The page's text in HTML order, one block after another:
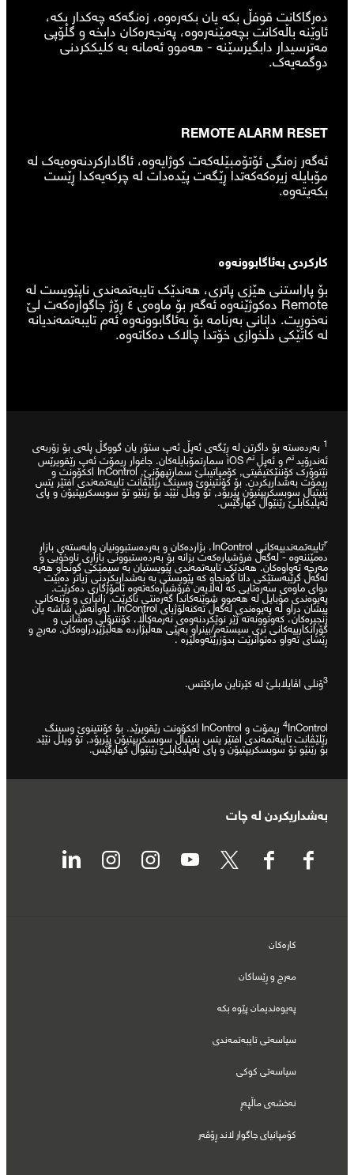
دەرگاکانت قوفڵ بکە یان بکەرەوە، زەنگەکە چەکدار بکە،
ئاوێنە باڵەکانت بچەمێنەرەوە، پەنجەرەکان دابخە و گڵۆپی
مەترسیدار دابگیرسێنە - هەموو ئەمانە بە کلیککردنی
دوگمەیەک.
REMOTE ALARM RESET
ئەگەر زەنگی ئۆتۆمبێلەکەت کوژایەوە، ئاگادارکردنەوەیەک لە
مۆبایلە زیرەکەکەتدا ڕێگەت پێدەدات لە چرکەیەکدا ڕێست
بکەیتەوە.
کارکردی بەئاگابوونەوە
بۆ پاراستنی هێزی پاتری، هەندێک تایبەتمەندی ناپێویست لە
Remote دەکوژێنەوە ئەگەر بۆ ماوەی ٤ ڕۆژ جاگوارەکەت لێ
نەخوڕیت. دانانی بەرنامە بۆ بەئاگابوونەوە ئەم تایبەتمەندیانە
لە کاتێکی دڵخوازی خۆتدا چالاک دەکاتەوە.
1 بەردەستە بۆ داگرتن لە ڕێگەی ئەپڵ ئەپ ستۆر یان گووگڵ پلەی بۆ زۆربەی
ئەندرۆیدتمو ئەپڵتم iOS سمارتمۆبایلەکان. جاغوار ڕیمۆت ئەپ رێقویرێس
نێتوۆرک کۆننێکتیڤیتی, کۆمپاتیبلێ سمارتپهۆنێ, InControl اککۆونت و
ڕیمۆت بەشداریکردن. بۆ کۆنتینوێ وسینگ رێلێڤانت تایبەتمەندی افتێر یتس
ینیتیال سوبسکریپتیۆن پێریۆد, تۆ ویلل نێێد بۆ رێنێو تۆ سوبسکریپتیۆن و پای
ئەپلیکابلێ رێنێوال کهارگێس.
٢ تایبەتمەندییەکانی InControl، بژاردەکان و بەردەستبوونیان وابەستەی بازاڕ
دەمێننەوە - لەگەڵ فرۆشیارەکەت بزانە بۆ بەردەستبوونی بازاڕی ناوخۆیی و
مەرجە تەواوەکان. هەندێک تایبەتمەندی پێویستیان بە سیمێکی گونجاو هەیە
لەگەڵ گرێبەستێکی داتا گونجاو کە پێویستی بە بەشداریکردنی زیاتر دەبێت
دوای ماوەی سەرەتایی کە لەلایەن فرۆشیارەکەتەوە ئامۆژگاری دەکرێت.
پەیوەندی مۆبایل لە هەموو شوێنەکاندا گەرەنتی ناکرێت. زانیاری و وێنەکانی
پیشان دراو لە پەیوەندی لەگەڵ تەکنەلۆژیای InControl، لەوانەش شاشە یان
زنجیرەکان، کەوتوونەتە ژێر نوێکردنەوەی نەرمەکاڵا، کۆنترۆڵی وەشانی و
گۆڕانکارییەکانی تری سیستەم/بینراو بەپێی هەڵبژاردە هەڵبژێردراوەکان. مەرج و
ڕێسای تەواو دەتوانرێت بدۆزرێتەوەلێرە.
3ۆنلی اڤایلابلێ لە کێرتاین مارکێتس.
4 InControl ڕیمۆت و InControl اککۆونت رێقویرێد. بۆ کۆنتینوێ وسینگ
رێلێڤانت تایبەتمەندی افتێر یتس ینیتیال سوبسکریپتیۆن پێریۆد, تۆ ویلل نێێد
بۆ رێنێو تۆ سوبسکریپتیۆن و پای ئەپلیکابلێ رێنێوال کهارگێس.
بەشداریکردن لە چات
کارەکان
مەرج و ڕێساکان
پەیوەندیمان پێوە بکە
سیاسەتی تایبەتمەندی
سیاسەتی کوکی
نەخشەی ماڵپەڕ
کۆمپانیای جاگوار لاند ڕۆڤەر